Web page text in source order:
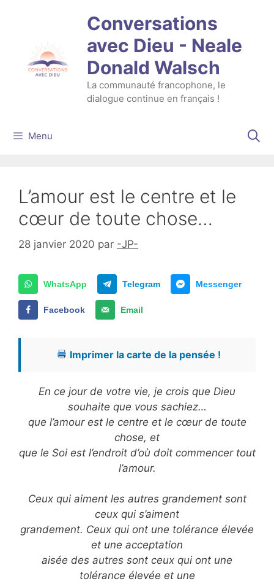
Conversations
avec Dieu - Neale
Donald Walsch
La communauté francophone, le
dialogue continue en français !
Menu
L’amour est le centre et le
cœur de toute chose…
28 janvier 2020 par -JP-
WhatsApp Telegram Messenger
Facebook Email
Imprimer la carte de la pensée !
En ce jour de votre vie, je crois que Dieu
souhaite que vous sachiez…
que l’amour est le centre et le cœur de toute
chose, et
que le Soi est l’endroit d’où doit commencer tout
l’amour.
Ceux qui aiment les autres grandement sont
ceux qui s’aiment
grandement. Ceux qui ont une tolérance élevée
et une acceptation
aisée des autres sont ceux qui ont une
tolérance élevée et une